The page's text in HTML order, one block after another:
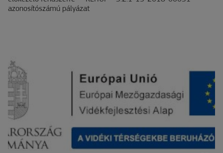
azonosítószámú pályázat